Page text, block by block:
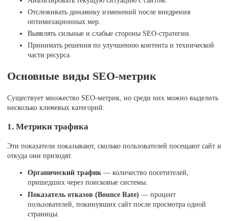
Отслеживать динамику изменений после внедрения
оптимизационных мер.
Выявлять сильные и слабые стороны SEO-стратегии.
Принимать решения по улучшению контента и технической
части ресурса.
Основные виды SEO-метрик
Существует множество SEO-метрик, но среди них можно выделить
несколько ключевых категорий:
1. Метрики трафика
Эти показатели показывают, сколько пользователей посещают сайт и
откуда они приходят.
Органический трафик — количество посетителей,
пришедших через поисковые системы.
Показатель отказов (Bounce Rate) — процент
пользователей, покинувших сайт после просмотра одной
страницы.